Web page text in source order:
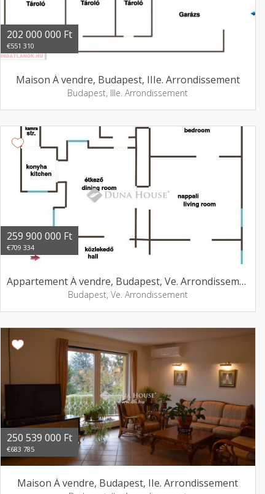
202 000 000 Ft
€551 310
Maison Á vendre, Budapest, IIIe. Arrondissement
Budapest, IIIe. Arrondissement
259 900 000 Ft
€709 334
Appartement Á vendre, Budapest, Ve. Arrondissement
Budapest, Ve. Arrondissement
250 539 000 Ft
€683 785
Maison Á vendre, Budapest, IIe. Arrondissement